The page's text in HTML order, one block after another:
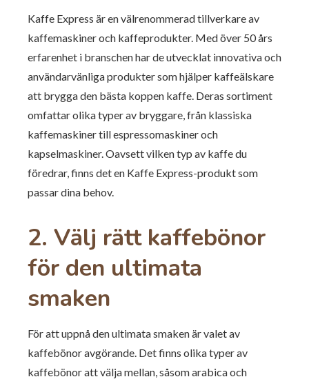
Kaffe Express är en välrenommerad tillverkare av
kaffemaskiner och kaffeprodukter. Med över 50 års
erfarenhet i branschen har de utvecklat innovativa och
användarvänliga produkter som hjälper kaffeälskare
att brygga den bästa koppen kaffe. Deras sortiment
omfattar olika typer av bryggare, från klassiska
kaffemaskiner till espressomaskiner och
kapselmaskiner. Oavsett vilken typ av kaffe du
föredrar, finns det en Kaffe Express-produkt som
passar dina behov.
2. Välj rätt kaffebönor
för den ultimata
smaken
För att uppnå den ultimata smaken är valet av
kaffebönor avgörande. Det finns olika typer av
kaffebönor att välja mellan, såsom arabica och